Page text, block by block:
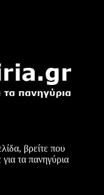
βρείτε που
για τα πανηγύρια